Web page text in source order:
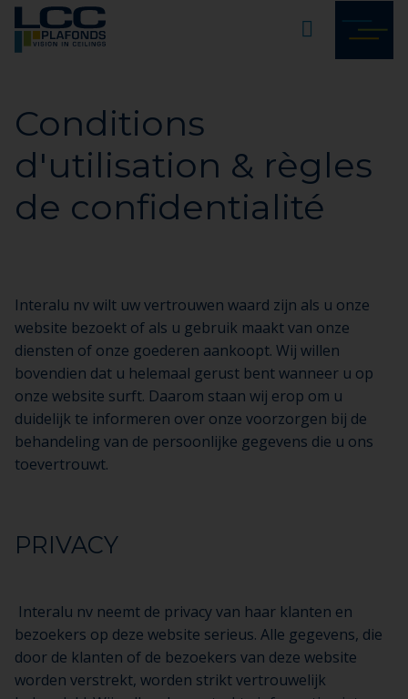
Conditions
d'utilisation & règles
de confidentialité
Interalu nv wilt uw vertrouwen waard zijn als u onze
website bezoekt of als u gebruik maakt van onze
diensten of onze goederen aankoopt. Wij willen
bovendien dat u helemaal gerust bent wanneer u op
onze website surft. Daarom staan wij erop om u
duidelijk te informeren over onze voorzorgen bij de
behandeling van de persoonlijke gegevens die u ons
toevertrouwt.
PRIVACY
Interalu nv neemt de privacy van haar klanten en
bezoekers op deze website serieus. Alle gegevens, die
door de klanten of de bezoekers van deze website
worden verstrekt, worden strikt vertrouwelijk